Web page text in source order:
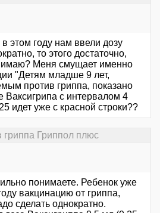
этом году нам ввели дозу
то этого достаточно,
Меня смущает именно
"Детям младше 9 лет,
против гриппа, показано
Ваксигрипа с интервалом 4
идет уже с красной строки??
гриппа Гриппол плюс
понимаете. Ребенок уже
вакцинацию от гриппа,
сделать однократно.